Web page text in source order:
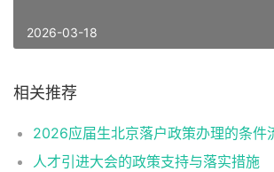
2026-03-18
相关推荐
人才引进大会的政策支持与落实措施